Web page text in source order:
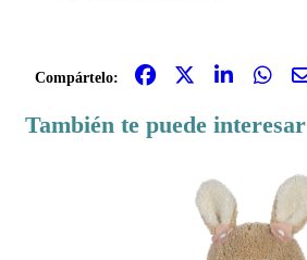
Compártelo:
También te puede interesar